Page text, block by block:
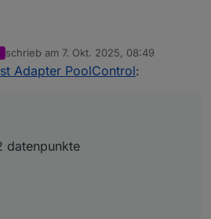
sich das entwickelt :)
dass ich eine Umwälzpumpe habe.
also separat geschaltet und auch
der Umwälzpumpe
bereits vorgesehen ?
schrieb am 7. Okt. 2025, 08:49
zuletzt editiert von
Adapter PoolControl:
datenpunkte